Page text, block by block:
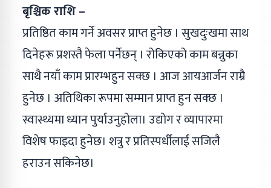
बृश्चिक राशि –
प्रतिष्ठित काम गर्ने अवसर प्राप्त हुनेछ । सुखदुःखमा साथ
दिनेहरू प्रशस्तै फेला पर्नेछन् । रोकिएको काम बन्नुका
साथै नयाँ काम प्रारम्भहुन सक्छ । आज आयआर्जन राम्रै
हुनेछ । अतिथिका रूपमा सम्मान प्राप्त हुन सक्छ ।
स्वास्थ्यमा ध्यान पुर्याउनुहोला। उद्योग र व्यापारमा
विशेष फाइदा हुनेछ। शत्रु र प्रतिस्पर्धीलाई सजिलै
हराउन सकिनेछ।